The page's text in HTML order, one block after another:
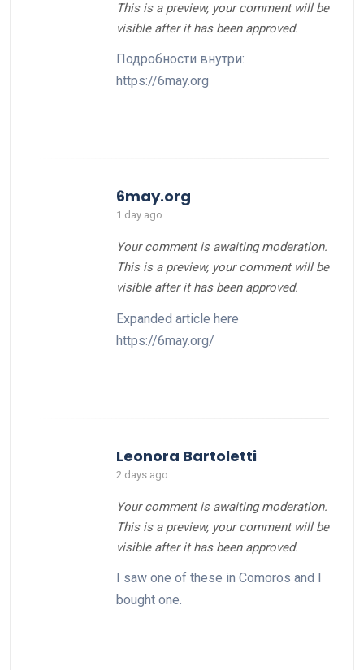
This is a preview, your comment will be
visible after it has been approved.
Подробности внутри:
https://6may.org
Your comment is awaiting moderation.
This is a preview, your comment will be
visible after it has been approved.
Expanded article here
https://6may.org/
6may.org
1 day ago
Your comment is awaiting moderation.
This is a preview, your comment will be
visible after it has been approved.
I saw one of these in Comoros and I
bought one.
Leonora Bartoletti
2 days ago